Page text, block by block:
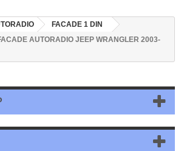
FACADE 1 DIN
AUTORADIO JEEP WRANGLER 2003-